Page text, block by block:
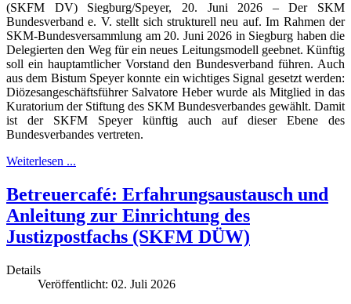
(SKFM DV) Siegburg/Speyer, 20. Juni 2026 – Der SKM
Bundesverband e. V. stellt sich strukturell neu auf. Im Rahmen der
SKM-Bundesversammlung am 20. Juni 2026 in Siegburg haben die
Delegierten den Weg für ein neues Leitungsmodell geebnet. Künftig
soll ein hauptamtlicher Vorstand den Bundesverband führen. Auch
aus dem Bistum Speyer konnte ein wichtiges Signal gesetzt werden:
Diözesangeschäftsführer Salvatore Heber wurde als Mitglied in das
Kuratorium der Stiftung des SKM Bundesverbandes gewählt. Damit
ist der SKFM Speyer künftig auch auf dieser Ebene des
Bundesverbandes vertreten.
Weiterlesen ...
Betreuercafé: Erfahrungsaustausch und
Anleitung zur Einrichtung des
Justizpostfachs (SKFM DÜW)
Details
Veröffentlicht: 02. Juli 2026